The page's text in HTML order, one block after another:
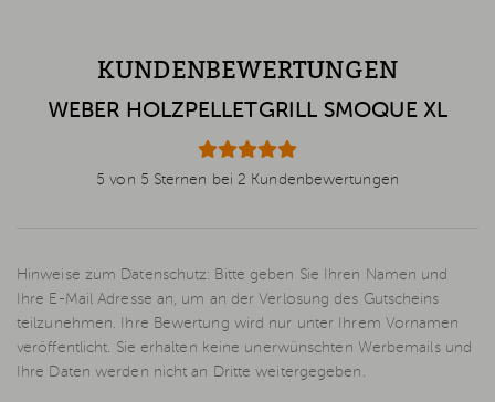
KUNDENBEWERTUNGEN
WEBER HOLZPELLETGRILL SMOQUE XL
5 von 5 Sternen bei 2 Kundenbewertungen
Hinweise zum Datenschutz: Bitte geben Sie Ihren Namen und
Ihre E-Mail Adresse an, um an der Verlosung des Gutscheins
teilzunehmen. Ihre Bewertung wird nur unter Ihrem Vornamen
veröffentlicht. Sie erhalten keine unerwünschten Werbemails und
Ihre Daten werden nicht an Dritte weitergegeben.